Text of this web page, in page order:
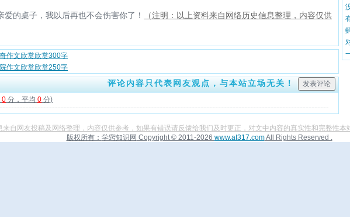
的桌子，我以后再也不会伤害你了！
（注明：以上资料来自网络历史信息整理，内容仅供
作文欣赏欣赏300字
作文欣赏欣赏250字
评论内容只代表网友观点，与本站立场无关！
0 分，平均 0 分)
来自网友投稿及网络整理，内容仅供参考，如果有错误请反馈给我们及时更正，对文中内容的真实性和完整性本
版权所有： 学窍知识网 Copyright © 2011-2026 www.at317.comAll Rights Reserved .